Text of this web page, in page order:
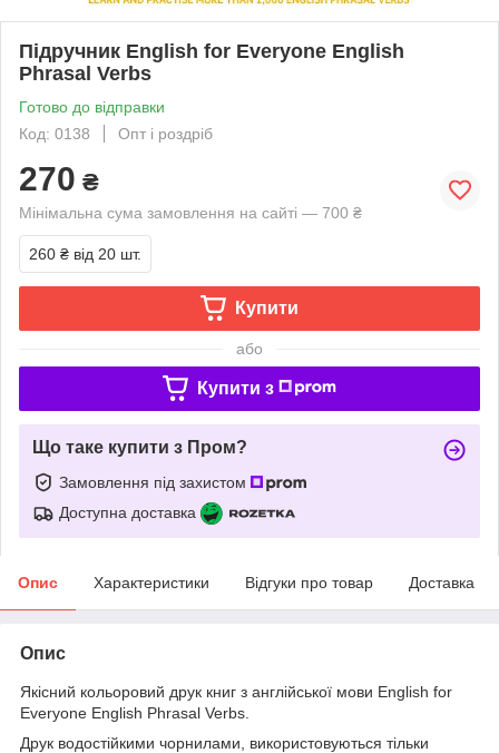
Підручник English for Everyone English
Phrasal Verbs
Готово до відправки
Код: 0138
Опт і роздріб
270 ₴
Мінімальна сума замовлення на сайті — 700 ₴
260 ₴ від 20 шт.
Купити
або
Купити з
Що таке купити з Пром?
Замовлення під захистом
Доступна доставка
Опис Характеристики Відгуки про товар Доставка
Опис
Якісний кольоровий друк книг з англійської мови English for
Everyone English Phrasal Verbs.
Друк водостійкими чорнилами, використовуються тільки